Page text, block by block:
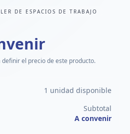
DE ESPACIOS DE TRABAJO
el precio de este producto.
1 unidad disponible
Subtotal
A convenir